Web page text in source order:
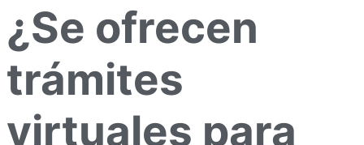
¿Se ofrecen
trámites
virtuales para